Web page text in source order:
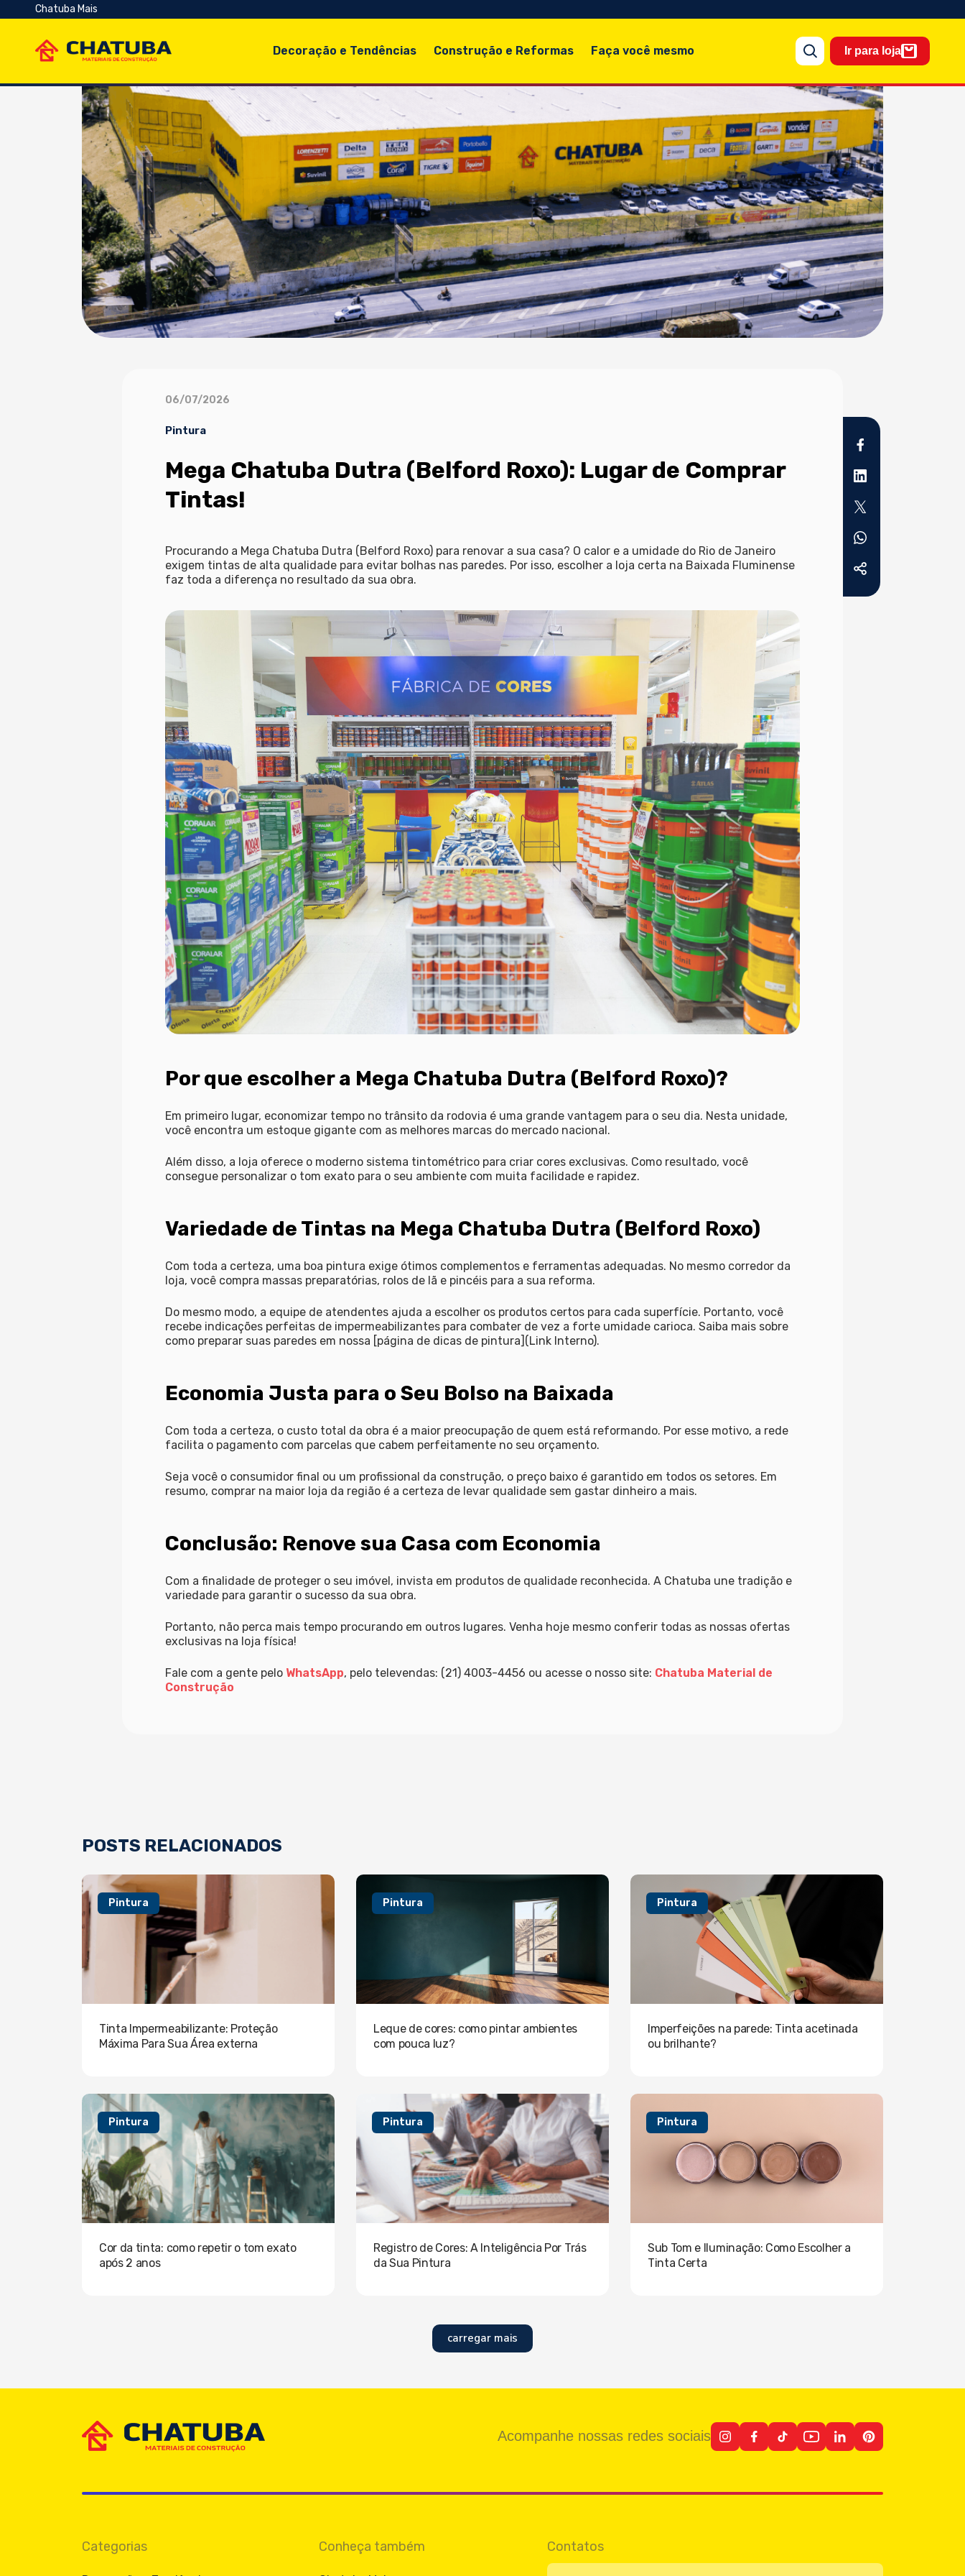
Chatuba Mais
Decoração e Tendências Construção e Reformas Faça você mesmo Ir para loja
06/07/2026
Pintura
Mega Chatuba Dutra (Belford Roxo): Lugar de Comprar
Tintas!
Procurando a Mega Chatuba Dutra (Belford Roxo)para renovar a sua casa? O calor e a umidade do Rio de Janeiro
exigem tintas de alta qualidade para evitar bolhas nas paredes. Por isso, escolher a loja certa na Baixada Fluminense
faz toda a diferença no resultado da sua obra.
Por que escolher a Mega Chatuba Dutra (Belford Roxo)?
Em primeiro lugar, economizar tempo no trânsito da rodovia é uma grande vantagem para o seu dia. Nesta unidade,
você encontra um estoque gigante com as melhores marcas do mercado nacional.
Além disso, a loja oferece o moderno sistema tintométrico para criar cores exclusivas. Como resultado, você
consegue personalizar o tom exato para o seu ambiente com muita facilidade e rapidez.
Variedade de Tintas na Mega Chatuba Dutra (Belford Roxo)
Com toda a certeza, uma boa pintura exige ótimos complementos e ferramentas adequadas. No mesmo corredor da
loja, você compra massas preparatórias, rolos de lã e pincéis para a sua reforma.
Do mesmo modo, a equipe de atendentes ajuda a escolher os produtos certos para cada superfície. Portanto, você
recebe indicações perfeitas de impermeabilizantes para combater de vez a forte umidade carioca. Saiba mais sobre
como preparar suas paredes em nossa [página de dicas de pintura](Link Interno).
Economia Justa para o Seu Bolso na Baixada
Com toda a certeza, o custo total da obra é a maior preocupação de quem está reformando. Por esse motivo, a rede
facilita o pagamento com parcelas que cabem perfeitamente no seu orçamento.
Seja você o consumidor final ou um profissional da construção, o preço baixo é garantido em todos os setores. Em
resumo, comprar na maior loja da região é a certeza de levar qualidade sem gastar dinheiro a mais.
Conclusão: Renove sua Casa com Economia
Com a finalidade de proteger o seu imóvel, invista em produtos de qualidade reconhecida. A Chatuba une tradição e
variedade para garantir o sucesso da sua obra.
Portanto, não perca mais tempo procurando em outros lugares. Venha hoje mesmo conferir todas as nossas ofertas
exclusivas na loja física!
Fale com a gente pelo WhatsApp, pelo televendas: (21) 4003-4456 ou acesse o nosso site: Chatuba Material de
Construção
POSTS RELACIONADOS
Pintura
Tinta Impermeabilizante: Proteção
Máxima Para Sua Área externa
Pintura
Leque de cores: como pintar ambientes
com pouca luz?
Pintura
Imperfeições na parede: Tinta acetinada
ou brilhante?
Pintura
Cor da tinta: como repetir o tom exato
após 2 anos
Pintura
Registro de Cores: A Inteligência Por Trás
da Sua Pintura
Pintura
Sub Tom e Iluminação: Como Escolher a
Tinta Certa
carregar mais
Acompanhe nossas redes sociais
Categorias Conheça também Contatos